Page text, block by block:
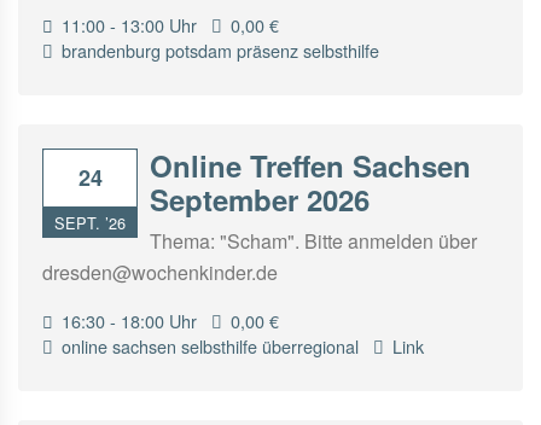
11:00 - 13:00 Uhr
0,00 €
brandenburg potsdam präsenzselbsthilfe
24
SEPT. ’26
Online Treffen Sachsen
September 2026
Thema: "Scham". Bitte anmelden über
dresden@wochenkinder.de
16:30 - 18:00 Uhr
0,00 €
onlinesachsen selbsthilfe überregional Link